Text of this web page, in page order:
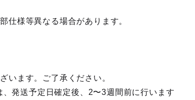
仕様等異なる場合があります。
います。ご了承ください。
発送予定日確定後、2〜3週間前に行います